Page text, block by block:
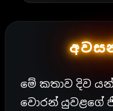
මේ කතාව දිව
වොරන් යුවළගේ